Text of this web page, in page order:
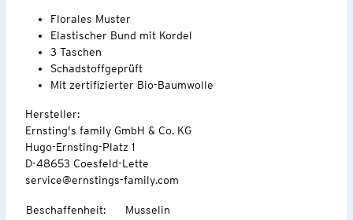
Florales Muster
Elastischer Bund mit Kordel
3 Taschen
Schadstoffgeprüft
Mit zertifizierter Bio-Baumwolle
Hersteller:
Ernsting's family GmbH & Co. KG
Hugo-Ernsting-Platz 1
D-48653 Coesfeld-Lette
service@ernstings-family.com
Beschaffenheit:
Musselin